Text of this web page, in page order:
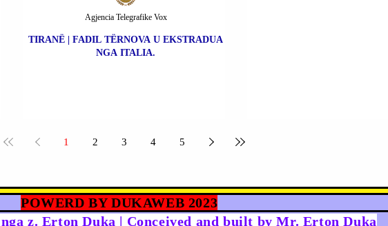
TIRANË | FADIL TËRNOVA U EKSTRADUA
NGA ITALIA.
Agjencia Telegrafike Vox
1 2 3 4 5
POWERD BY DUKAWEB 2023
z. Erton Duka | Conceived and built by Mr. Erton Duka